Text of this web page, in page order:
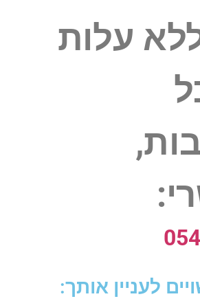
ללא עלות
לעניין אותך: